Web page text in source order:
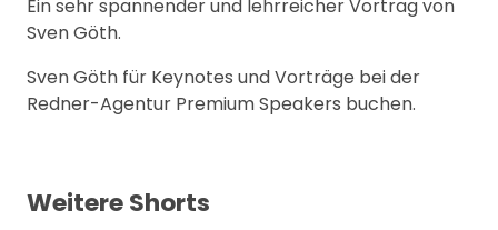
Ein sehr spannender und lehrreicher Vortrag von
Sven Göth.
Sven Göth für Keynotes und Vorträge bei der
Redner-Agentur Premium Speakers buchen.
Weitere Shorts